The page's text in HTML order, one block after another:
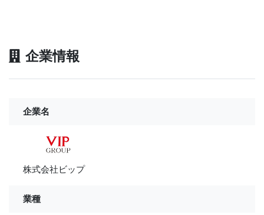
企業情報
企業名
株式会社ビップ
業種